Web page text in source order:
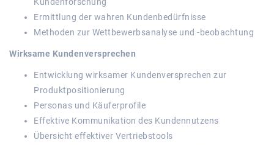
Ermittlung der wahren Kundenbedürfnisse
Methoden zur Wettbewerbsanalyse und -beobachtung
Wirksame Kundenversprechen
Entwicklung wirksamer Kundenversprechen zur
Produktpositionierung
Personas und Käuferprofile
Effektive Kommunikation des Kundennutzens
Übersicht effektiver Vertriebstools